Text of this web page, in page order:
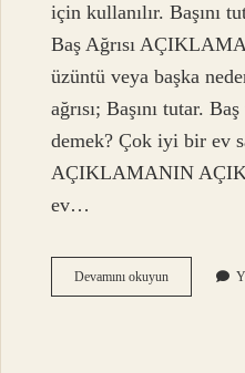
için kullanılır. Başını
Baş Ağrısı
üzüntü veya başka
ağrısı; Başını tutar.
demek? Çok iyi bir ev
AÇIKLAMANIN
ev…
Devamını okuyunKafa
Tutmak